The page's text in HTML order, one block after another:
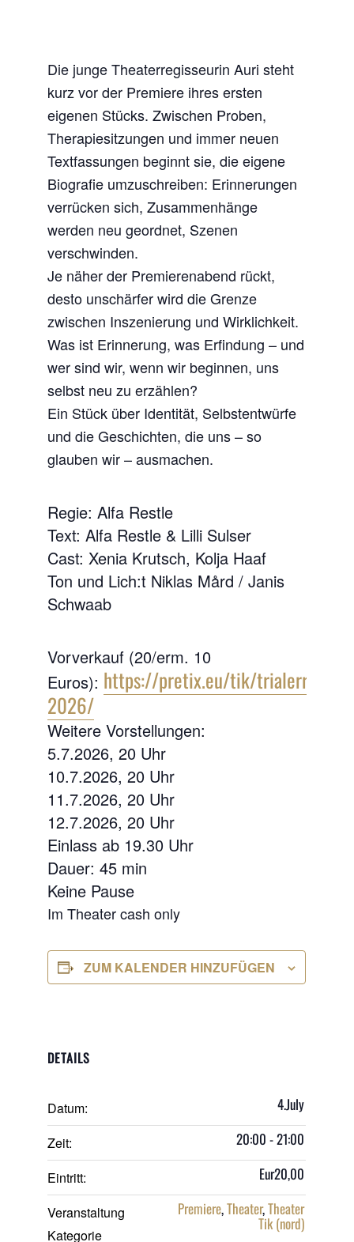
Die junge Theaterregisseurin Auri steht
kurz vor der Premiere ihres ersten
eigenen Stücks. Zwischen Proben,
Therapiesitzungen und immer neuen
Textfassungen beginnt sie, die eigene
Biografie umzuschreiben: Erinnerungen
verrücken sich, Zusammenhänge
werden neu geordnet, Szenen
verschwinden.
Je näher der Premierenabend rückt,
desto unschärfer wird die Grenze
zwischen Inszenierung und Wirklichkeit.
Was ist Erinnerung, was Erfindung – und
wer sind wir, wenn wir beginnen, uns
selbst neu zu erzählen?
Ein Stück über Identität, Selbstentwürfe
und die Geschichten, die uns – so
glauben wir – ausmachen.
Regie: Alfa Restle
Text: Alfa Restle & Lilli Sulser
Cast: Xenia Krutsch, Kolja Haaf
Ton und Lich:t Niklas Mård / Janis
Schwaab
Vorverkauf (20/erm. 10
Euros): https://pretix.eu/tik/trialerror-
2026/
Weitere Vorstellungen:
5.7.2026, 20 Uhr
10.7.2026, 20 Uhr
11.7.2026, 20 Uhr
12.7.2026, 20 Uhr
Einlass ab 19.30 Uhr
Dauer: 45 min
Keine Pause
Im Theater cash only
ZUM KALENDER HINZUFÜGEN
DETAILS
Datum: 4.July
Zeit: 20:00 - 21:00
Eintritt: Eur20,00
Veranstaltung
Kategorie
Premiere,Theater,Theater
Tik (nord)